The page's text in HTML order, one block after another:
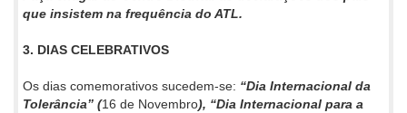
que insistem na frequência do ATL.
3. DIAS CELEBRATIVOS
Os dias comemorativos sucedem-se: “Dia Internacional da
Tolerância” (16 de Novembro), “Dia Internacional para a